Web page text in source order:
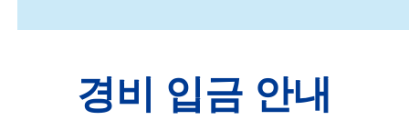
경비 입금 안내